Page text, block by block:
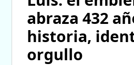
abraza 432
historia,
orgullo